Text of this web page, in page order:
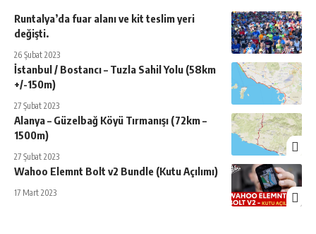
Runtalya’da fuar alanı ve kit teslim yeri
değişti.
26 Şubat 2023
İstanbul / Bostancı – Tuzla Sahil Yolu (58km
+/-150m)
27 Şubat 2023
Alanya – Güzelbağ Köyü Tırmanışı (72km –
1500m)
27 Şubat 2023
Wahoo Elemnt Bolt v2 Bundle (Kutu Açılımı)
17 Mart 2023